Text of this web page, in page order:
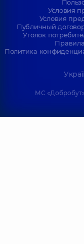
Условия
Условия
Публичный
Уголок
Политика
МС